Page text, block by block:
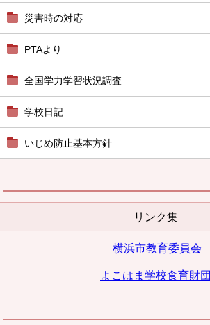
災害時の対応
PTAより
全国学力学習状況調査
学校日記
いじめ防止基本方針
リンク集
横浜市教育委員会
よこはま学校食育財団